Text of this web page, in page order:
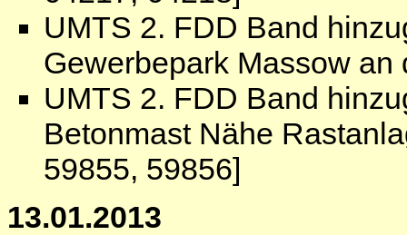
UMTS 2. FDD Band
Gewerbepark Massow an
UMTS 2. FDD Band
Betonmast Nähe
59855, 59856]
13.01.2013